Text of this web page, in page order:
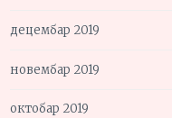
децембар 2019
новембар 2019
октобар 2019